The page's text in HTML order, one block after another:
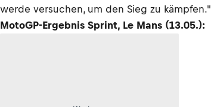
werde versuchen, um den Sieg zu kämpfen."
MotoGP-Ergebnis Sprint, Le Mans (13.05.):